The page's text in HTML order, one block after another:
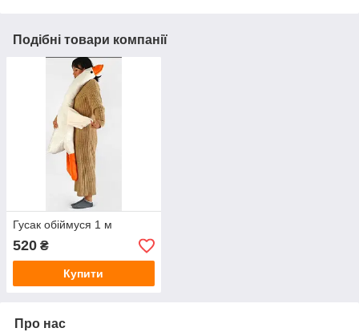
Подібні товари компанії
Гусак обіймуся 1 м
520 ₴
Купити
Про нас